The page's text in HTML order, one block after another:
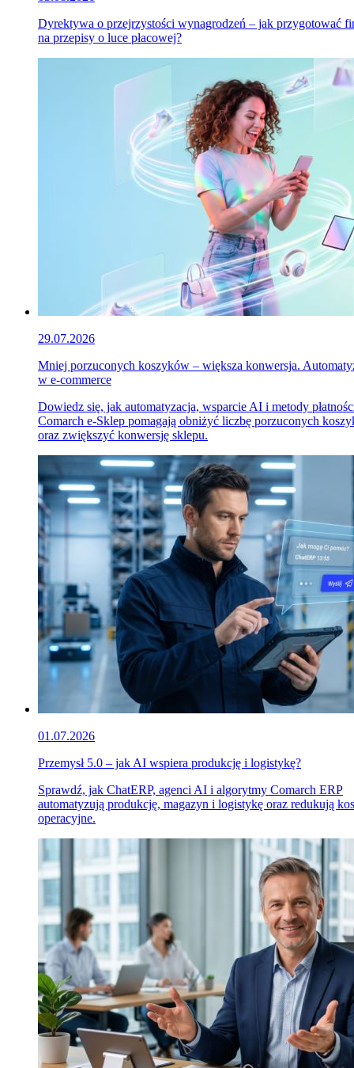
Dyrektywa o przejrzystości wynagrodzeń – jak przygotować
na przepisy o luce płacowej?
29.07.2026
Mniej porzuconych koszyków – większa konwersja.
w e-commerce
Dowiedz się, jak automatyzacja, wsparcie AI i metody
Comarch e-Sklep pomagają obniżyć liczbę porzuconych
oraz zwiększyć konwersję sklepu.
01.07.2026
Przemysł 5.0 – jak AI wspiera produkcję i logistykę?
Sprawdź, jak ChatERP, agenci AI i algorytmy Comarch ERP
automatyzują produkcję, magazyn i logistykę oraz redukują
operacyjne.